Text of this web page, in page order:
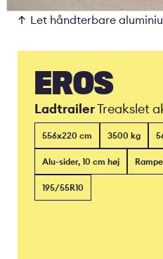
Let håndterbare
EROS
LadtrailerTreakslet
556x220 cm 3500 kg
Alu-sider, 10 cm høj
195/55R10